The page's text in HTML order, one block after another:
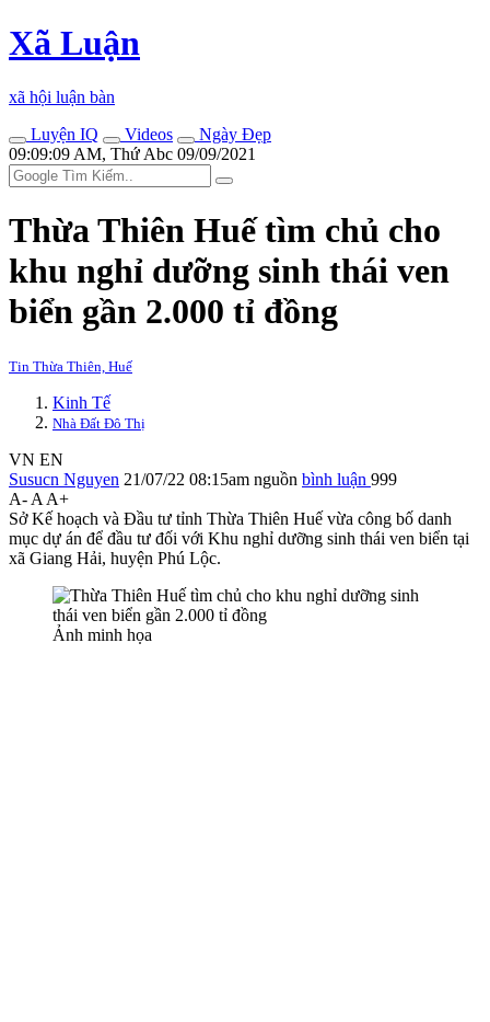
Xã Luận
xã hội luận bàn
Luyện IQ
Videos
Ngày Đẹp
09:09:09 AM, Thứ Abc 09/09/2021
Thừa Thiên Huế tìm chủ cho
khu nghỉ dưỡng sinh thái ven
biển gần 2.000 tỉ đồng
Tin Thừa Thiên, Huế
Kinh Tế
Nhà Đất Đô Thị
VN EN
Susucn Nguyen 21/07/22 08:15am nguồn bình luận 999
A- A A+
Sở Kế hoạch và Đầu tư tỉnh Thừa Thiên Huế vừa công bố danh
mục dự án để đầu tư đối với Khu nghỉ dưỡng sinh thái ven biển tại
xã Giang Hải, huyện Phú Lộc.
Ảnh minh họa